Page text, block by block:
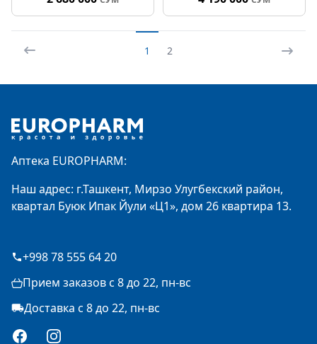
1 2
Аптека EUROPHARM:
Наш адрес: г.Ташкент, Мирзо Улугбекский район,
квартал Буюк Ипак Йули «Ц1», дом 26 квартира 13.
+998 78 555 64 20
Прием заказов с 8 до 22, пн-вс
Доставка с 8 до 22, пн-вс
FacebookInstagram